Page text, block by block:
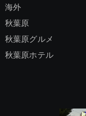
海外
秋葉原
秋葉原グルメ
秋葉原ホテル